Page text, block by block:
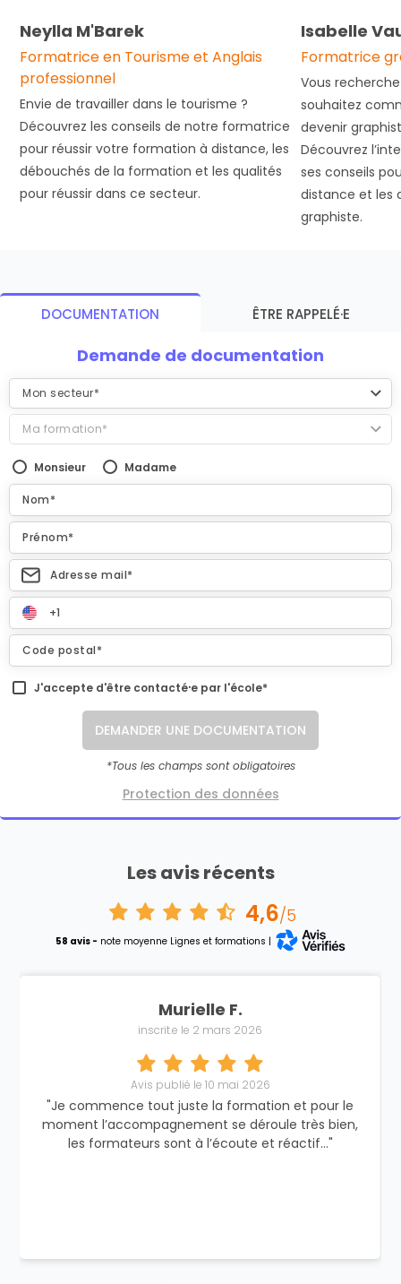
Neylla M'Barek
Formatrice en Tourisme et Anglais
professionnel
Envie de travailler dans le tourisme ?
Découvrez les conseils de notre formatrice
pour réussir votre formation à distance, les
débouchés de la formation et les qualités
pour réussir dans ce secteur.
Isabelle
Formatrice
Vous
souhaitez
devenir
Découvrez
ses conseils
distance et les
graphiste.
DOCUMENTATION ÊTRE RAPPELÉ·E
Demande de documentation
Monsieur Madame
J'accepte d'être contacté⸱e par l'école*
DEMANDER UNE DOCUMENTATION
*Tous les champs sont obligatoires
Protection des données
Les avis récents
4,6/5
58 avis - note moyenne Lignes et formations |
Murielle F.
inscrit.e le 2 mars 2026
Avis publié le 10 mai 2026
"Je commence tout juste la formation et pour le
moment l’accompagnement se déroule très bien,
les formateurs sont à l’écoute et réactif…"